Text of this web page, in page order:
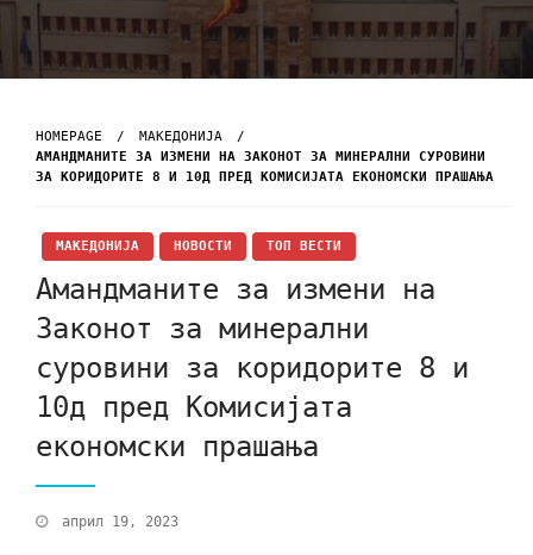
HOMEPAGE
МАКЕДОНИЈА
АМАНДМАНИТЕ ЗА ИЗМЕНИ НА ЗАКОНОТ ЗА МИНЕРАЛНИ СУРОВИНИ
ЗА КОРИДОРИТЕ 8 И 10Д ПРЕД КОМИСИЈАТА ЕКОНОМСКИ ПРАШАЊА
МАКЕДОНИЈА НОВОСТИ ТОП ВЕСТИ
Амандманите за измени на
Законот за минерални
суровини за коридорите 8 и
10д пред Комисијата
економски прашања
април 19, 2023